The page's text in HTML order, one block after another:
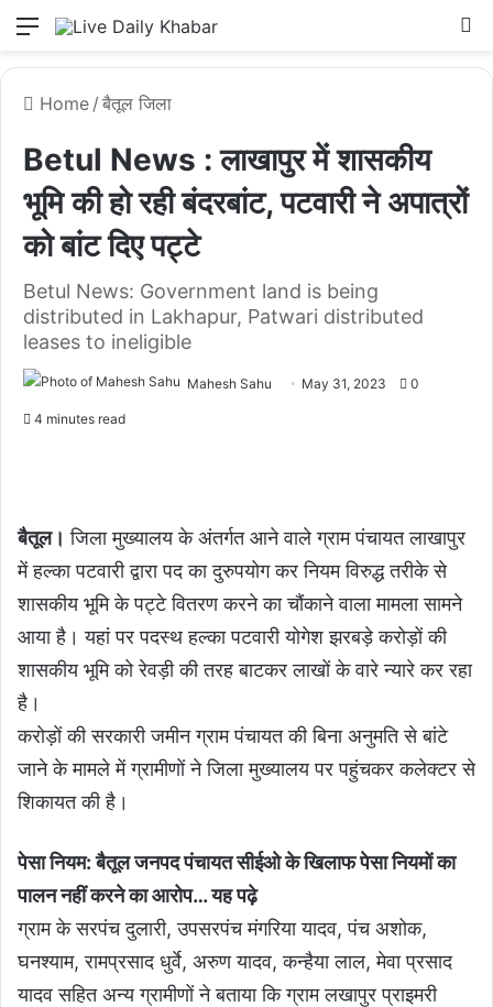
Menu
Home / बैतूल जिला
Betul News : लाखापुर में शासकीय
भूमि की हो रही बंदरबांट, पटवारी ने अपात्रों
को बांट दिए पट्टे
Betul News: Government land is being
distributed in Lakhapur, Patwari distributed
leases to ineligible
Mahesh Sahu May 31, 2023 0
4 minutes read
बैतूल। जिला मुख्यालय के अंतर्गत आने वाले ग्राम पंचायत लाखापुर
में हल्का पटवारी द्वारा पद का दुरुपयोग कर नियम विरुद्ध तरीके से
शासकीय भूमि के पट्टे वितरण करने का चौंकाने वाला मामला सामने
आया है। यहां पर पदस्थ हल्का पटवारी योगेश झरबड़े करोड़ों की
शासकीय भूमि को रेवड़ी की तरह बाटकर लाखों के वारे न्यारे कर रहा
है।
करोड़ों की सरकारी जमीन ग्राम पंचायत की बिना अनुमति से बांटे
जाने के मामले में ग्रामीणों ने जिला मुख्यालय पर पहुंचकर कलेक्टर से
शिकायत की है।
पेसा नियम: बैतूल जनपद पंचायत सीईओ के खिलाफ पेसा नियमों का
पालन नहीं करने का आरोप… यह पढ़े
ग्राम के सरपंच दुलारी, उपसरपंच मंगरिया यादव, पंच अशोक,
घनश्याम, रामप्रसाद धुर्वे, अरुण यादव, कन्हैया लाल, मेवा प्रसाद
यादव सहित अन्य ग्रामीणों ने बताया कि ग्राम लखापुर प्राइमरी